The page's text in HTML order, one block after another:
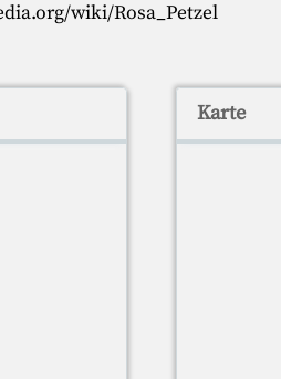
wiki/Rosa_Petzel
Karte